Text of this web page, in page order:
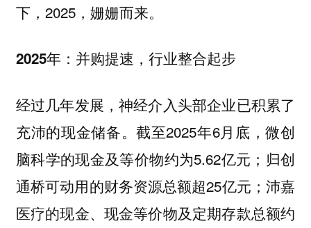
下，2025，姗姗而来。
2025年：并购提速，行业整合起步
经过几年发展，神经介入头部企业已积累了
充沛的现金储备。截至2025年6月底，微创
脑科学的现金及等价物约为5.62亿元；归创
通桥可动用的财务资源总额超25亿元；沛嘉
医疗的现金、现金等价物及定期存款总额约